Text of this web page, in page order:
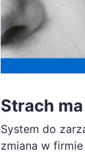
Strach
System do
zmiana w